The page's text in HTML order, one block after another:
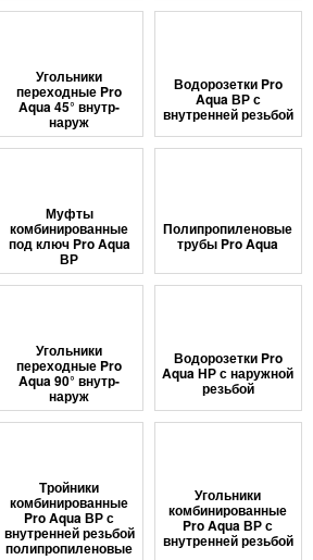
Угольники
переходные Pro
Aqua 45° внутр-
наруж
Водорозетки Pro
Aqua ВР с
внутренней резьбой
Муфты
комбинированные
под ключ Pro Aqua
ВР
Полипропиленовые
трубы Pro Aqua
Угольники
переходные Pro
Aqua 90° внутр-
наруж
Водорозетки Pro
Aqua НР с наружной
резьбой
Тройники
комбинированные
Pro Aqua ВР с
внутренней резьбой
полипропиленовые
Угольники
комбинированные
Pro Aqua ВР с
внутренней резьбой